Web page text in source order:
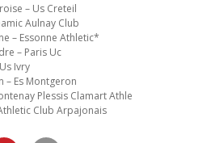
– Us Creteil
Aulnay Club
– Essonne Athletic*
– Paris Uc
Ivry
– Es Montgeron
Plessis Clamart Athle
Athletic Club Arpajonais